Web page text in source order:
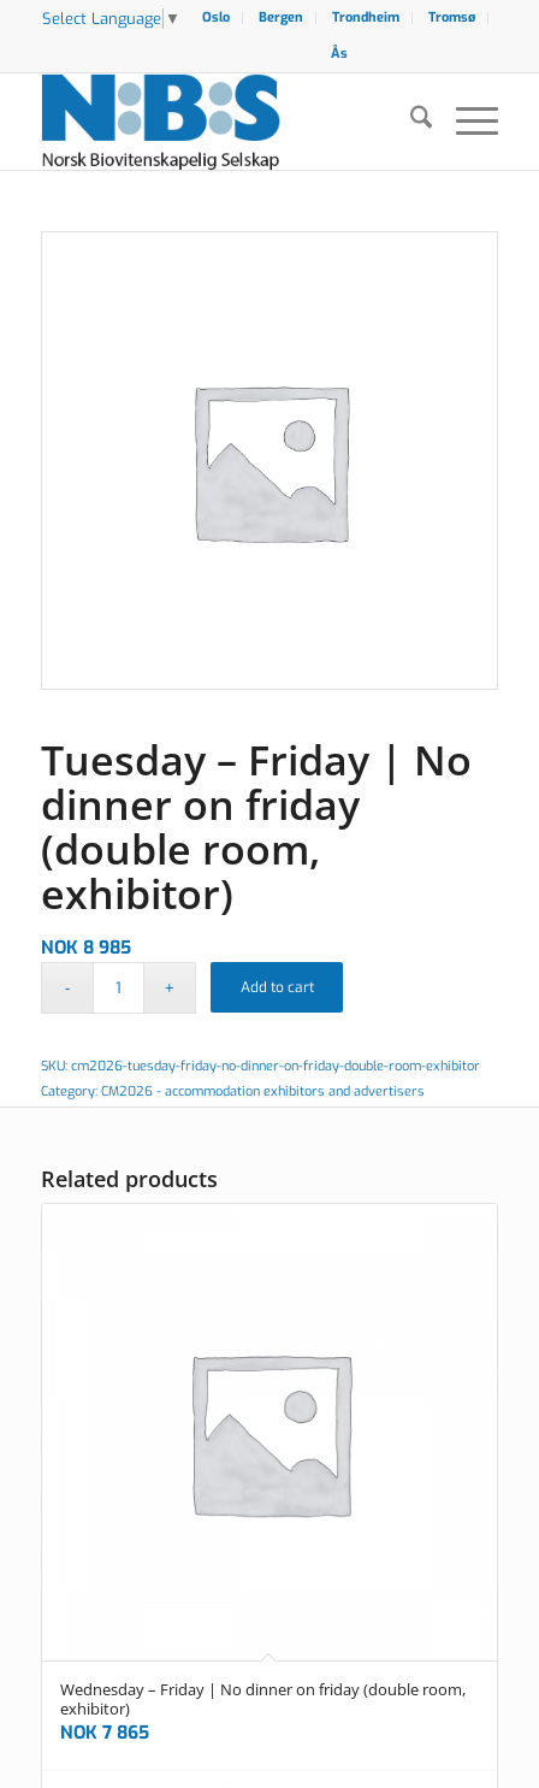
Select Language ▼ Oslo Bergen Trondheim
Tromsø
Ås
Tuesday – Friday | No
dinner on friday
(double room,
exhibitor)
NOK8 985
Add to cart
SKU: cm2026-tuesday-friday-no-dinner-on-friday-double-room-exhibitor
Category: CM2026 - accommodation exhibitors and advertisers
Related products
Wednesday – Friday | No dinner on friday (double room,
exhibitor)
NOK7 865